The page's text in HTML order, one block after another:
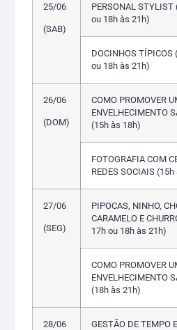
25/06
(SAB)
PERSONAL
ou 18h às 21h)
DOCINHOS TÍPICOS
ou 18h às 21h)
26/06
(DOM)
COMO PROMOVER
ENVELHECIMENTO
(15h às 18h)
FOTOGRAFIA COM
REDES SOCIAIS
27/06
(SEG)
PIPOCAS, NINHO,
CARAMELO E
17h ou 18h às 21h)
COMO PROMOVER
ENVELHECIMENTO
(18h às 21h)
28/06
GESTÃO DE TEMPO E